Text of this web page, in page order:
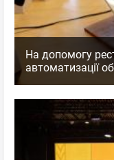
На допомогу
автоматизації